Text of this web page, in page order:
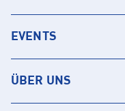
EVENTS
ÜBER UNS